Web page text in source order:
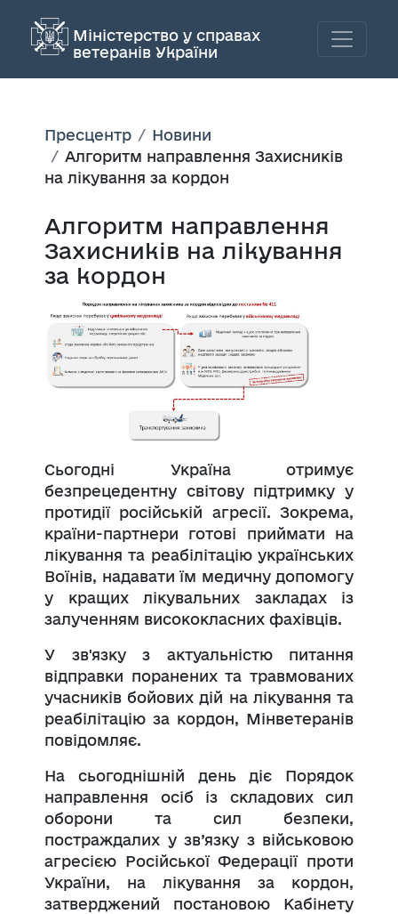
Міністерство у справах
ветеранів України
Пресцентр
Новини
Алгоритм направлення Захисників
на лікування за кордон
Алгоритм направлення
Захисників на лікування
за кордон
Сьогодні Україна отримує
безпрецедентну світову підтримку у
протидії російській агресії. Зокрема,
країни-партнери готові приймати на
лікування та реабілітацію українських
Воїнів, надавати їм медичну допомогу
у кращих лікувальних закладах із
залученням висококласних фахівців.
У зв'язку з актуальністю питання
відправки поранених та травмованих
учасників бойових дій на лікування та
реабілітацію за кордон, Мінветеранів
повідомляє.
На сьогоднішній день діє Порядок
направлення осіб із складових сил
оборони та сил безпеки,
постраждалих у зв’язку з військовою
агресією Російської Федерації проти
України, на лікування за кордон,
затверджений постановою Кабінету